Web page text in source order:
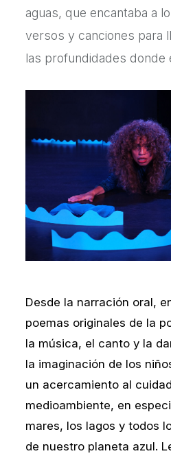
aguas, que encantaba a
versos y canciones para
las profundidades donde
Desde la narración oral,
poemas originales de la
la música, el canto y la
la imaginación de los
un acercamiento al
medioambiente, en
mares, los lagos y todos
de nuestro planeta azul.